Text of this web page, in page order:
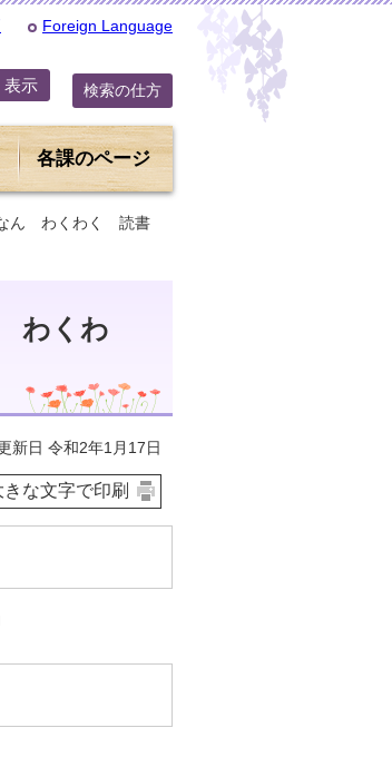
Foreign Language
検索の仕方
各課のページ
なん わくわく 読書
わくわ
日 令和2年1月17日
きな文字で印刷